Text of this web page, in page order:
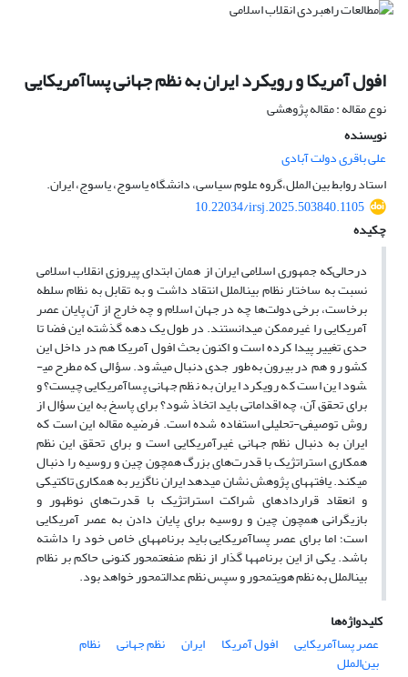
افول آمریکا و رویکرد ایران به نظم جهانی پساآمریکایی
نوع مقاله : مقاله پژوهشی
نویسنده
علی باقری دولت آبادی
استاد روابط بین الملل،گروه علوم سیاسی، دانشگاه یاسوج، یاسوج، ایران.
10.22034/irsj.2025.503840.1105
چکیده
درحالی‌که جمهوری اسلامی ایران از همان ابتدای پیروزی انقلاب اسلامی
نسبت به ساختار نظام بین­الملل انتقاد داشت و به تقابل به نظام سلطه
برخاست، برخی دولت‌ها چه در جهان اسلام و چه خارج از آن پایان عصر
آمریکایی را غیرممکن می­دانستند. در طول یک دهه گذشته این فضا تا
حدی تغییر پیدا کرده است و اکنون بحث افول آمریکا هم در داخل این
کشور و هم در بیرون به‌طور جدی دنبال می­شود. سؤالی که مطرح می­
شود این است که رویکرد ایران به نظم جهانی پساآمریکایی چیست؟ و
برای تحقق آن، چه اقداماتی باید اتخاذ شود؟ برای پاسخ به این سؤال از
روش توصیفی-تحلیلی استفاده شده است. فرضیه مقاله این است که
ایران به دنبال نظم جهانی غیرآمریکایی است و برای تحقق این نظم
همکاری استراتژیک با قدرت‌های بزرگ همچون چین و روسیه را دنبال
می­کند. یافته­های پژوهش نشان می­دهد ایران ناگزیر به همکاری تاکتیکی
و انعقاد قراردادهای شراکت استراتژیک با قدرت‌های نوظهور و
بازیگرانی همچون چین و روسیه برای پایان دادن به عصر آمریکایی
است؛ اما برای عصر پساآمریکایی باید برنامه­های خاص خود را داشته
باشد. یکی از این برنامه­ها گذار از نظم منفعت­محور کنونی حاکم بر نظام
بین­الملل به نظم هویت­محور و سپس نظم عدالت­محور خواهد بود.
کلیدواژه‌ها
عصر پساآمریکایی
افول آمریکا ایران نظم جهانی نظام
بین‌الملل